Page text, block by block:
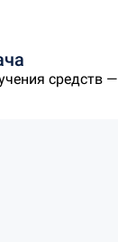
средств —